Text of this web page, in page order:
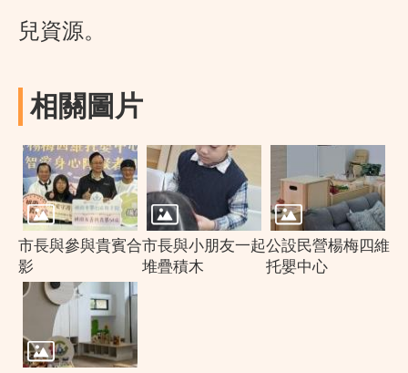
兒資源。
相關圖片
市長與參與貴賓合
影
市長與小朋友一起
堆疊積木
公設民營楊梅四維
托嬰中心